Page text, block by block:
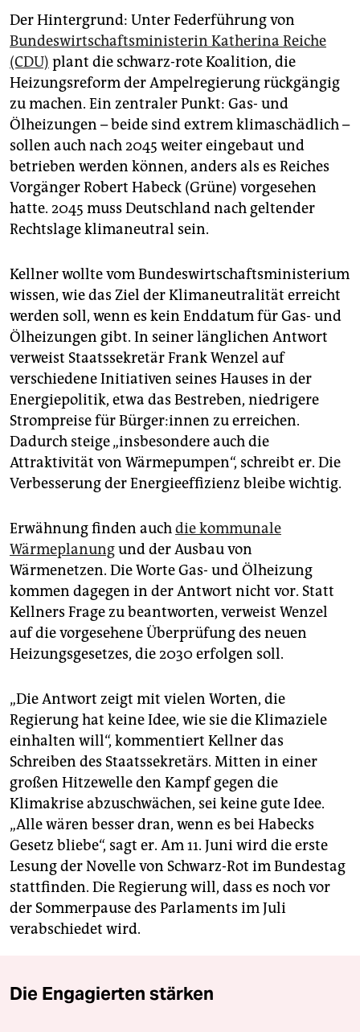
Der Hintergrund: Unter Federführung von
Bundeswirtschaftsministerin Katherina Reiche
(CDU) plant die schwarz-rote Koalition, die
Heizungsreform der Ampelregierung rückgängig
zu machen. Ein zentraler Punkt: Gas- und
Ölheizungen – beide sind extrem klimaschädlich –
sollen auch nach 2045 weiter eingebaut und
betrieben werden können, anders als es Reiches
Vorgänger Robert Habeck (Grüne) vorgesehen
hatte. 2045 muss Deutschland nach geltender
Rechtslage klimaneutral sein.
Kellner wollte vom Bundeswirtschaftsministerium
wissen, wie das Ziel der Klimaneutralität erreicht
werden soll, wenn es kein Enddatum für Gas- und
Ölheizungen gibt. In seiner länglichen Antwort
verweist Staatssekretär Frank Wenzel auf
verschiedene Initiativen seines Hauses in der
Energiepolitik, etwa das Bestreben, niedrigere
Strompreise für Bür­ge­r:in­nen zu erreichen.
Dadurch steige „insbesondere auch die
Attraktivität von Wärmepumpen“, schreibt er. Die
Verbesserung der Energieeffizienz bleibe wichtig.
Erwähnung finden auchdie kommunale
Wärmeplanungund der Ausbau von
Wärmenetzen. Die Worte Gas- und Ölheizung
kommen dagegen in der Antwort nicht vor. Statt
Kellners Frage zu beantworten, verweist Wenzel
auf die vorgesehene Überprüfung des neuen
Heizungsgesetzes, die 2030 erfolgen soll.
„Die Antwort zeigt mit vielen Worten, die
Regierung hat keine Idee, wie sie die Klimaziele
einhalten will“, kommentiert Kellner das
Schreiben des Staatssekretärs. Mitten in einer
großen Hitzewelle den Kampf gegen die
Klimakrise abzuschwächen, sei keine gute Idee.
„Alle wären besser dran, wenn es bei Habecks
Gesetz bliebe“, sagt er. Am 11. Juni wird die erste
Lesung der Novelle von Schwarz-Rot im Bundestag
stattfinden. Die Regierung will, dass es noch vor
der Sommerpause des Parlaments im Juli
verabschiedet wird.
Die Engagierten stärken